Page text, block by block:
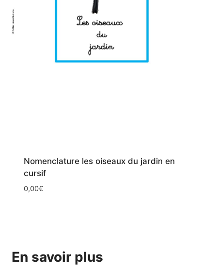
Nomenclature les oiseaux du jardin en
cursif
0,00€
En savoir plus